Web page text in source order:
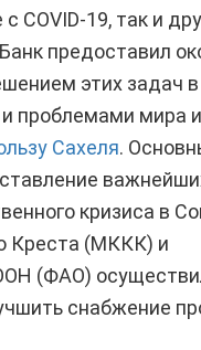
COVID-19, так и
предоставил
этих задач в
проблемами мира
Сахеля.
кризиса в
Креста (МККК) и
(ФАО)
снабжение